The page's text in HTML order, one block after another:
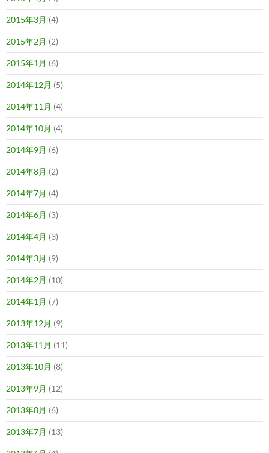
2015年3月 (4)
2015年2月 (2)
2015年1月 (6)
2014年12月 (5)
2014年11月 (4)
2014年10月 (4)
2014年9月 (6)
2014年8月 (2)
2014年7月 (4)
2014年6月 (3)
2014年4月 (3)
2014年3月 (9)
2014年2月 (10)
2014年1月 (7)
2013年12月 (9)
2013年11月 (11)
2013年10月 (8)
2013年9月 (12)
2013年8月 (6)
2013年7月 (13)